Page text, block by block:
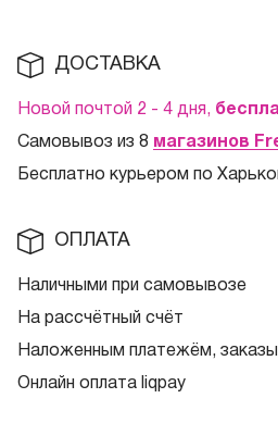
ДОСТАВКА
Новой почтой 2 - 4 дня,
Самовывоз из 8 магазинов
Бесплатно курьером по
ОПЛАТА
Наличными при самовывозе
На рассчётный счёт
Наложенным платежём, заказы
Онлайн оплата liqpay